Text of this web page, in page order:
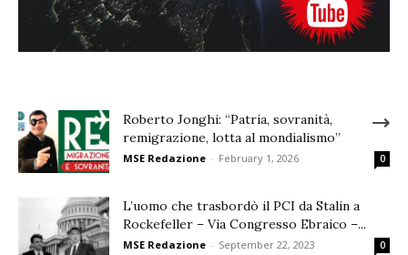
Roberto Jonghi: “Patria, sovranità,
remigrazione, lotta al mondialismo”
MSE Redazione - February 1, 2026 0
L’uomo che trasbordò il PCI da Stalin a
Rockefeller – Via Congresso Ebraico –...
MSE Redazione - September 22, 2023 0